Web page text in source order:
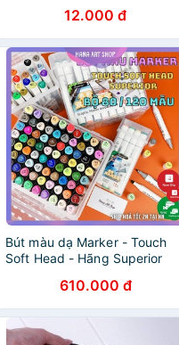
12.000 đ
Bút màu dạ Marker - Touch
Soft Head - Hãng Superior
610.000 đ